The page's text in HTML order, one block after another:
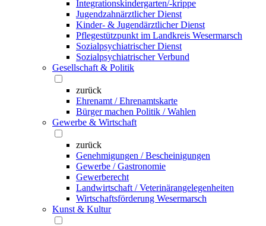
Integrationskindergarten/-krippe
Jugendzahnärztlicher Dienst
Kinder- & Jugendärztlicher Dienst
Pflegestützpunkt im Landkreis Wesermarsch
Sozialpsychiatrischer Dienst
Sozialpsychiatrischer Verbund
Gesellschaft & Politik
zurück
Ehrenamt / Ehrenamtskarte
Bürger machen Politik / Wahlen
Gewerbe & Wirtschaft
zurück
Genehmigungen / Bescheinigungen
Gewerbe / Gastronomie
Gewerberecht
Landwirtschaft / Veterinärangelegenheiten
Wirtschaftsförderung Wesermarsch
Kunst & Kultur